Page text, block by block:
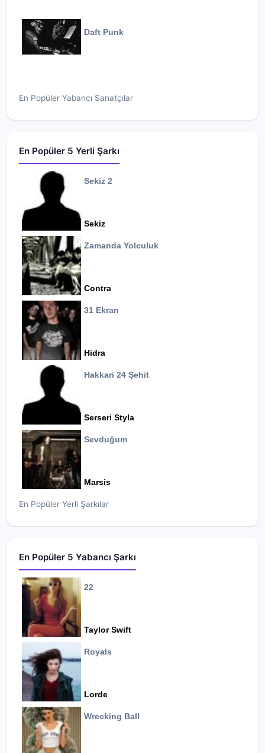
Daft Punk
En Popüler Yabancı Sanatçılar
En Popüler 5 Yerli Şarkı
Sekiz 2
Sekiz
Zamanda Yolculuk
Contra
31 Ekran
Hidra
Hakkari 24 Şehit
Serseri Styla
Sevduğum
Marsis
En Popüler Yerli Şarkılar
En Popüler 5 Yabancı Şarkı
22
Taylor Swift
Royals
Lorde
Wrecking Ball